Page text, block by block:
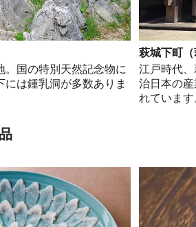
。国の特別天然記念物に
は鍾乳洞が多数ありま
萩城下町（
江戸時代
治日本の
れています